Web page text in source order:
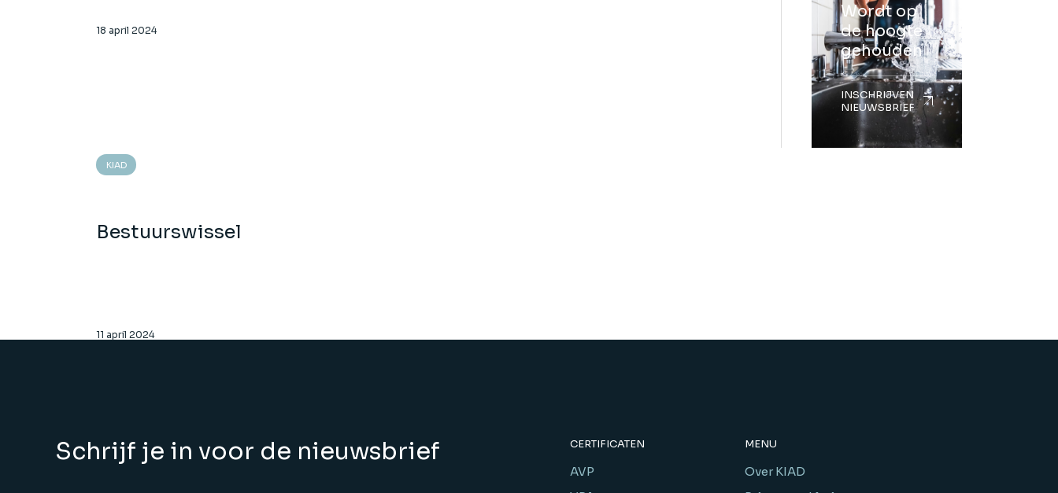
18 april 2024
KIAD
Bestuurswissel
11 april 2024
Wordt op
de hoogte
gehouden
INSCHRIJVEN
NIEUWSBRIEF
Schrijf je in voor de nieuwsbrief CERTIFICATEN
AVP
MENU
Over KIAD